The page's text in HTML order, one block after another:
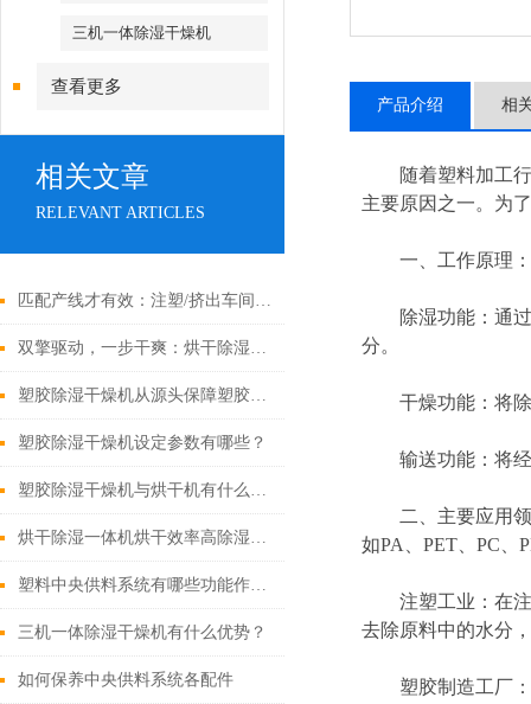
三机一体除湿干燥机
查看更多
相关文章
RELEVANT ARTICLES
匹配产线才有效：注塑/挤出车间中央供料系统选型策略与工艺校核
双擎驱动，一步干爽：烘干除湿一体机，高效能干燥的集成解决方案
塑胶除湿干燥机从源头保障塑胶制品品质
塑胶除湿干燥机设定参数有哪些？
塑胶除湿干燥机与烘干机有什么区别？
烘干除湿一体机烘干效率高除湿效果好
塑料中央供料系统有哪些功能作用？
三机一体除湿干燥机有什么优势？
如何保养中央供料系统各配件
产品介绍 相
随着塑料加工行
主要原因之一。为
一、工作原理
除湿功能：通过
分。
干燥功能：将除
输送功能：将经
二、主要应用领
如PA、PET、PC、
注塑工业：在注
去除原料中的水分
塑胶制造工厂：